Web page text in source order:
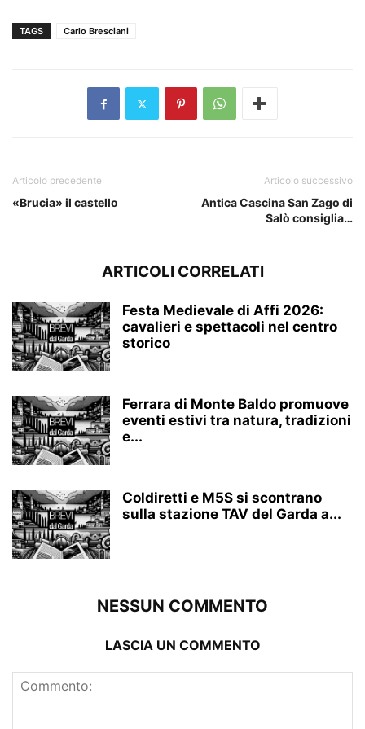
TAGS Carlo Bresciani
Articolo precedente
«Brucia» il castello
Articolo successivo
Antica Cascina San Zago di
Salò consiglia…
ARTICOLI CORRELATI
Festa Medievale di Affi 2026:
cavalieri e spettacoli nel centro
storico
Ferrara di Monte Baldo promuove
eventi estivi tra natura, tradizioni
e...
Coldiretti e M5S si scontrano
sulla stazione TAV del Garda a...
NESSUN COMMENTO
LASCIA UN COMMENTO